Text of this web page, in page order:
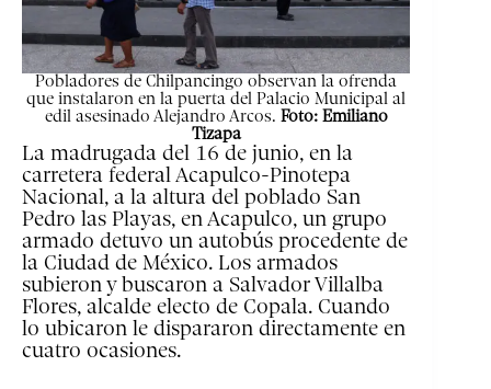
Pobladores de Chilpancingo observan la ofrenda
que instalaron en la puerta del Palacio Municipal al
edil asesinado Alejandro Arcos. Foto: Emiliano
Tizapa
La madrugada del 16 de junio, en la
carretera federal Acapulco-Pinotepa
Nacional, a la altura del poblado San
Pedro las Playas, en Acapulco, un grupo
armado detuvo un autobús procedente de
la Ciudad de México. Los armados
subieron y buscaron a Salvador Villalba
Flores, alcalde electo de Copala. Cuando
lo ubicaron le dispararon directamente en
cuatro ocasiones.